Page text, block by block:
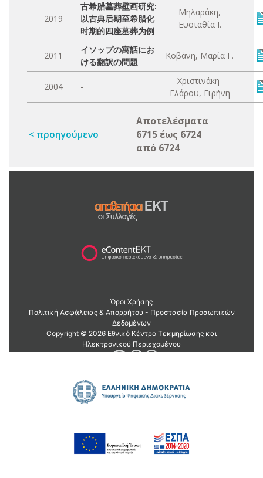
2019
古希腊墓葬壁画研究:
以古典后期至希腊化
时期的四座墓葬为例
Μηλαράκη,
Ευσταθία Ι.
2011
イソップの寓話にお
ける翻訳の問題
Κοβάνη, Μαρία Γ.
2004 -
Χριστινάκη-
Γλάρου, Ειρήνη
< προηγούμενο
Αποτελέσματα
6715 έως 6724
από 6724